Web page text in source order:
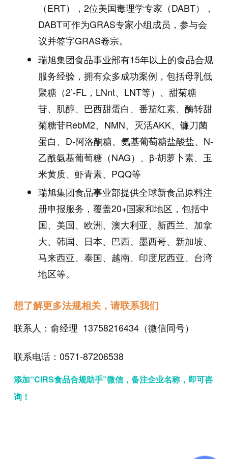
（ERT），2位美国毒理学专家（DABT），
DABT可作为GRAS专家小组成员，参与会
议并签字GRAS卷宗。
瑞旭集团食品事业部有15年以上的食品合规
服务经验，拥有众多成功案例，包括母乳低
聚糖（2’-FL，LNnt、LNT等）、甜菊糖
苷、肌醇、巴西甜蛋白、番茄红素、酶转甜
菊糖苷RebM2、NMN、灭活AKK、镰刀菌
蛋白、D-阿洛酮糖、氨基葡萄糖盐酸盐、N-
乙酰氨基葡萄糖（NAG）、β-胡萝卜素、玉
米黄质、虾青素、PQQ等
瑞旭集团食品事业部提供全球新食品原料注
册申报服务，覆盖20+国家和地区，包括中
国、美国、欧洲、澳大利亚、新西兰、加拿
大、韩国、日本、巴西、墨西哥、新加坡、
马来西亚、泰国、越南、印度尼西亚、台湾
地区等。
想了解更多法规相关，请联系我们
联系人：俞经理 13758216434（微信同号）
联系电话：0571-87206538
添加“CIRS食品合规助手”微信，备注企业名称，即可咨
询！